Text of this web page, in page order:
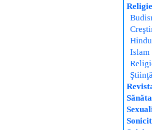
Religie
Islam